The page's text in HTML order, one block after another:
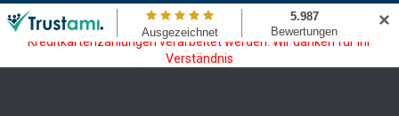
Wartungsarbeiten am Kreditkarten und Krypto Bezahlmodul. In der
Zeit vom 20.07. - 09.08.2026 können keine Krypto oder
Kreditkartenzahlungen verarbeitet werden. Wir danken für Ihr
Verständnis
✕